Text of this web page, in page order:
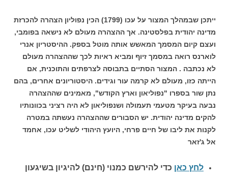
ייתכן שבמהלך המצור על עכו (1799) הכין נפוליון הצהרה להכרזת
מדינה יהודית בפלסטינה. אך ההצהרה מעולם לא נישאה בפומבי,
ועצם קיום המסמך המאשש אותה מוטל בספק. ההיסטריון אנרי
לוארנס רואה במסמך זיוף ומביא ראיות לכך שההצהרה מעולם
לא נכתבה . המצור הסתיים בתבוסה לצרפתים והתוכנית, אם
הייתה כזו, מעולם לא קרמה עור וגידים. היסטוריונים אחרים, בהם
נתן שור בספרו "נפוליאון וארץ הקודש", מאמינים שההצהרה
נבעה בעיקר מטעמי תעמולה ושנפוליאון לא היה רציני בכוונותיו
להקים מדינה יהודית. יש הסבורים שההצהרה נעשתה במטרה
לקנות את ליבו של חיים פרחי, היועץ היהודי לשליט עכו, אחמד
אל ג'זאר
לחץ כאן כדי להירשם כמנוי (חינם) להיגיון בשיגעון